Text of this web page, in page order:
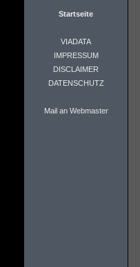
Startseite
VIADATA
IMPRESSUM
DISCLAIMER
DATENSCHUTZ
Mail an Webmaster